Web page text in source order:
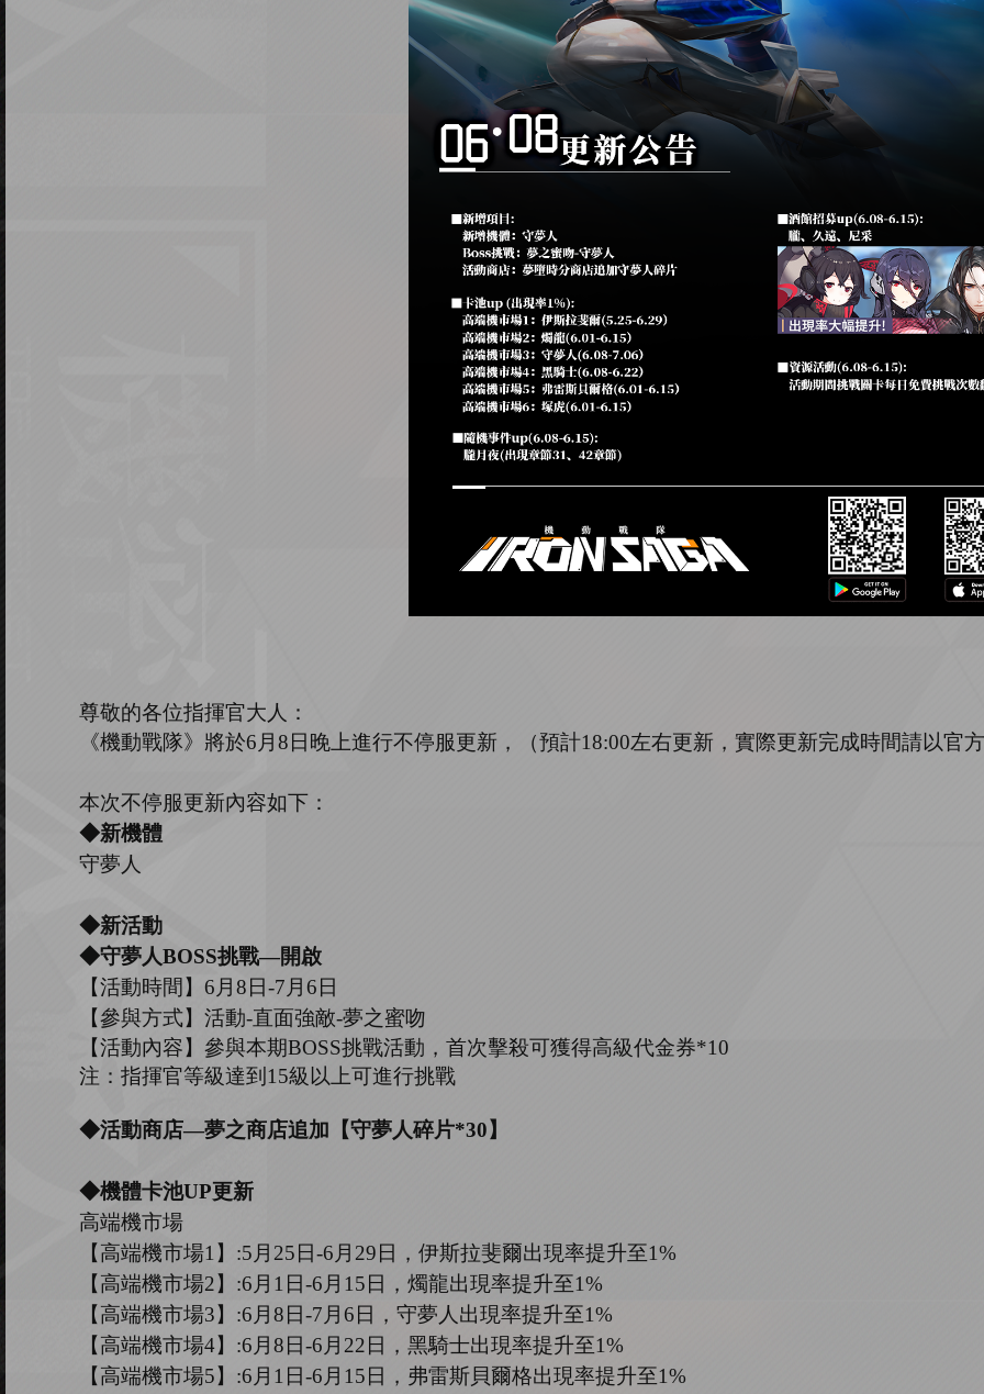
尊敬的各位指揮官大人：
《機動戰隊》將於6月 8 日晚上進行不停服更新，（預計18:00左右更新，實際更新完成時間請以官
本次不停服更新內容如下：
◆新機體
守夢人
◆新活動
◆守夢人BOSS挑戰—開啟
【活動時間】 6月 8 日-7月 6 日
【參與方式】 活動-直面強敵-夢之蜜吻
【活動內容】參與本期BOSS挑戰活動，首次擊殺可獲得高級代金券*10
注：指揮官等級達到 15級以上可進行挑戰
◆活動商店—夢之商店追加【守夢人碎片*30】
◆機體卡池UP更新
高端機市場
【高端機市場1】 :5月 25 日-6月 29 日，伊斯拉斐爾出現率提升至1%
【高端機市場2】 :6月 1 日-6月 15 日，燭龍出現率提升至1%
【高端機市場3】 :6月 8 日-7月 6 日，守夢人出現率提升至1%
【高端機市場4】 :6月 8 日-6月 22 日，黑騎士出現率提升至1%
【高端機市場5】 :6月 1 日-6月 15 日，弗雷斯貝爾格出現率提升至1%